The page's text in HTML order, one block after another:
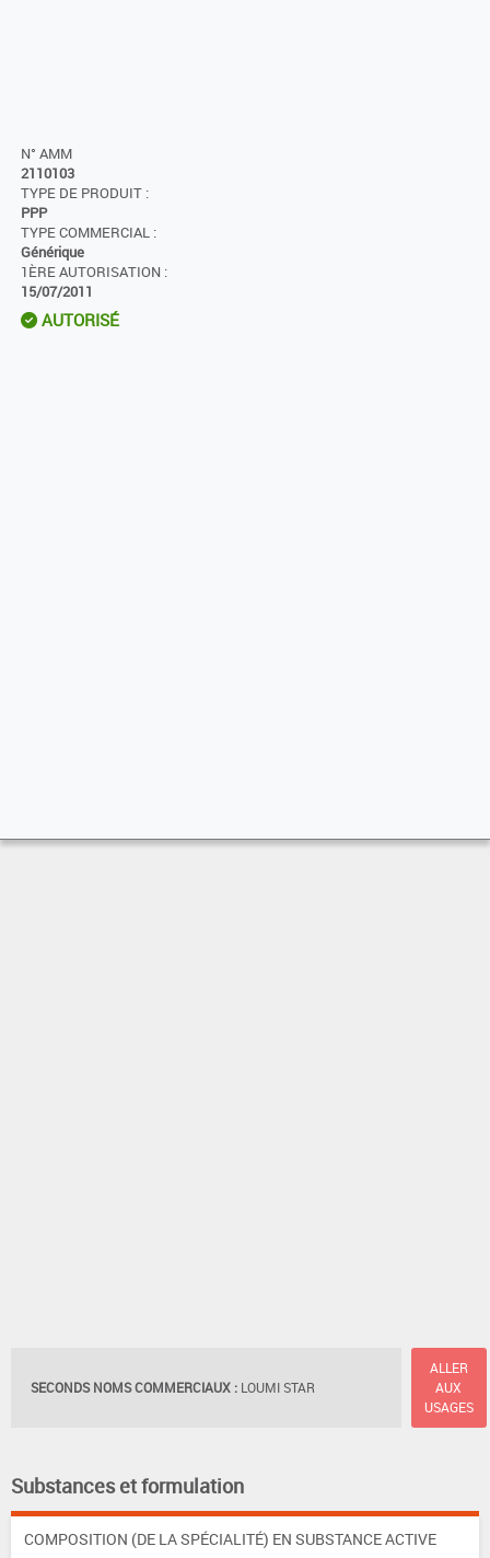
N° AMM
2110103
TYPE DE PRODUIT :
PPP
TYPE COMMERCIAL :
Générique
1ÈRE AUTORISATION :
15/07/2011
AUTORISÉ
SECONDS NOMS COMMERCIAUX : LOUMI STAR
ALLER
AUX
USAGES
Substances et formulation
COMPOSITION (DE LA SPÉCIALITÉ) EN SUBSTANCE ACTIVE